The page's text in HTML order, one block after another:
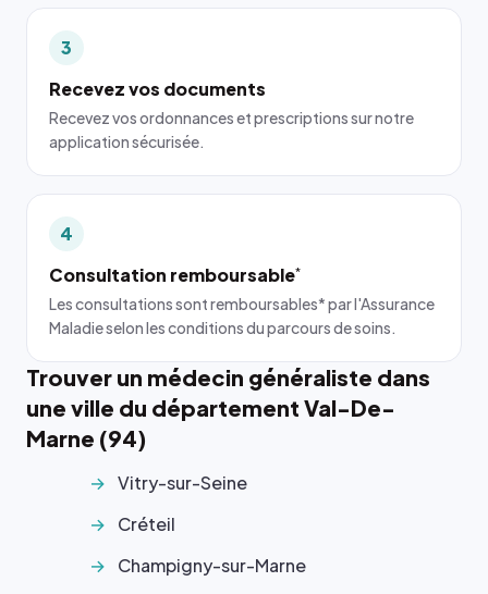
3
Recevez vos documents
Recevez vos ordonnances et prescriptions sur notre
application sécurisée.
4
Consultation remboursable*
Les consultations sont remboursables* par l'Assurance
Maladie selon les conditions du parcours de soins.
Trouver un médecin généraliste dans
une ville du département Val-De-
Marne (94)
Vitry-sur-Seine
Créteil
Champigny-sur-Marne